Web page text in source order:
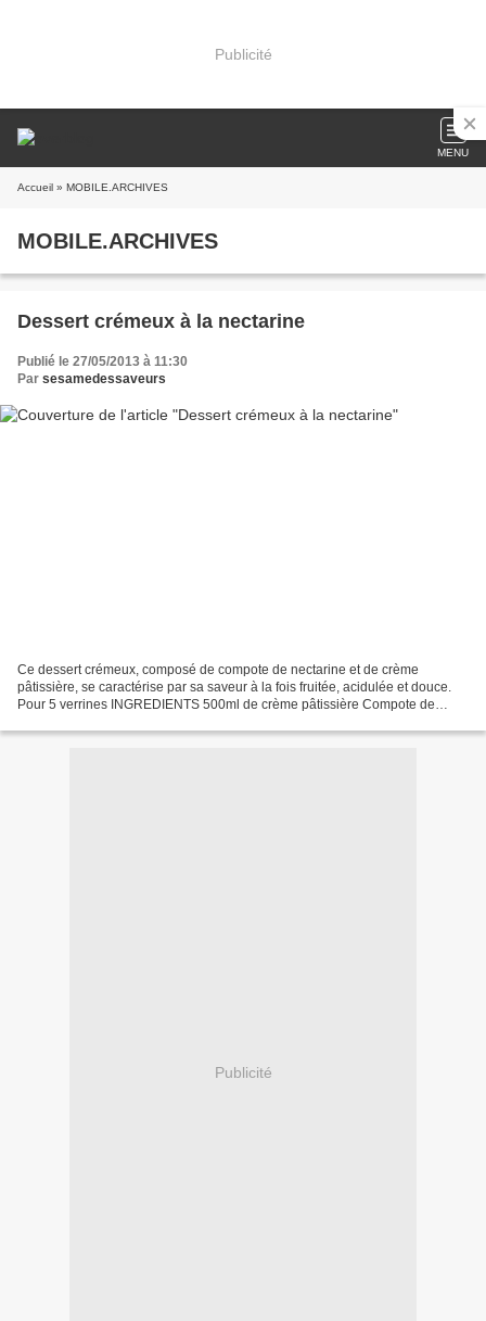
Publicité
MENU
Accueil » MOBILE.ARCHIVES
MOBILE.ARCHIVES
Dessert crémeux à la nectarine
Publié le 27/05/2013 à 11:30
Par sesamedessaveurs
Ce dessert crémeux, composé de compote de nectarine et de crème
pâtissière, se caractérise par sa saveur à la fois fruitée, acidulée et douce.
Pour 5 verrines INGREDIENTS 500ml de crème pâtissière Compote de
Publicité